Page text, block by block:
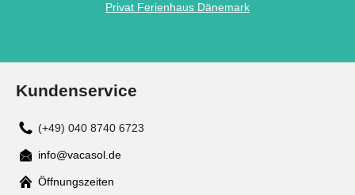
Privat Ferienhaus Dänemark
Kundenservice
(+49) 040 8740 6723
Mail
info@vacasol.de
Öffnungszeiten